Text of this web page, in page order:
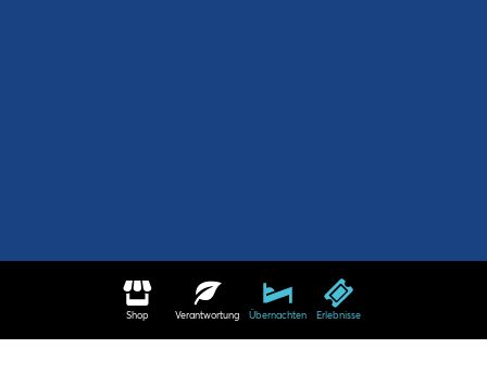
Shop Verantwortung Übernachten Erlebnisse